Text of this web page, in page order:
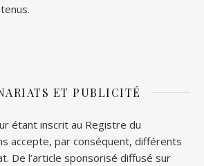
ET PUBLICITÉ
étant inscrit au Registre du
accepte, par conséquent, différents
De l’article sponsorisé diffusé sur